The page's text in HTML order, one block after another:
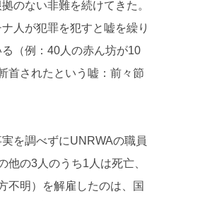
のない非難を続けてきた。
人が犯罪を犯すと嘘を繰り
（例：40人の赤ん坊が10
首されたという嘘：前々節
実を調べずにUNRWAの職員
他の3人のうち1人は死亡、
不明）を解雇したのは、国